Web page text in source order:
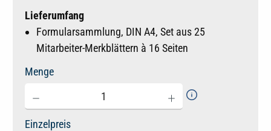
Lieferumfang
Formularsammlung, DIN A4, Set aus 25
Mitarbeiter-Merkblättern à 16 Seiten
Menge
Einzelpreis